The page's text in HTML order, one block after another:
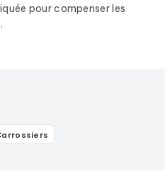
pour compenser les